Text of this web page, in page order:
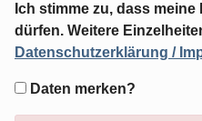
Ich stimme zu, dass
dürfen. Weitere
Datenschutzerklärung /
Formular-
Daten merken?